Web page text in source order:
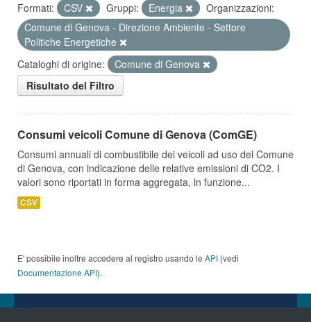
Formati:
CSV Gruppi: Energia
Organizzazioni:
Comune di Genova - Direzione Ambiente - Settore
Politiche Energetiche
Cataloghi di origine:
Comune di Genova
Risultato del Filtro
Consumi veicoli Comune di Genova (ComGE)
Consumi annuali di combustibile dei veicoli ad uso del Comune
di Genova, con indicazione delle relative emissioni di CO2. I
valori sono riportati in forma aggregata, in funzione...
CSV
E' possibile inoltre accedere al registro usando le API (vedi
Documentazione API).